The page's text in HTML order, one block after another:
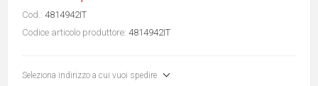
Cod.: 4814942IT
Codice articolo produttore: 4814942IT
Seleziona indirizzo a cui vuoi spedire